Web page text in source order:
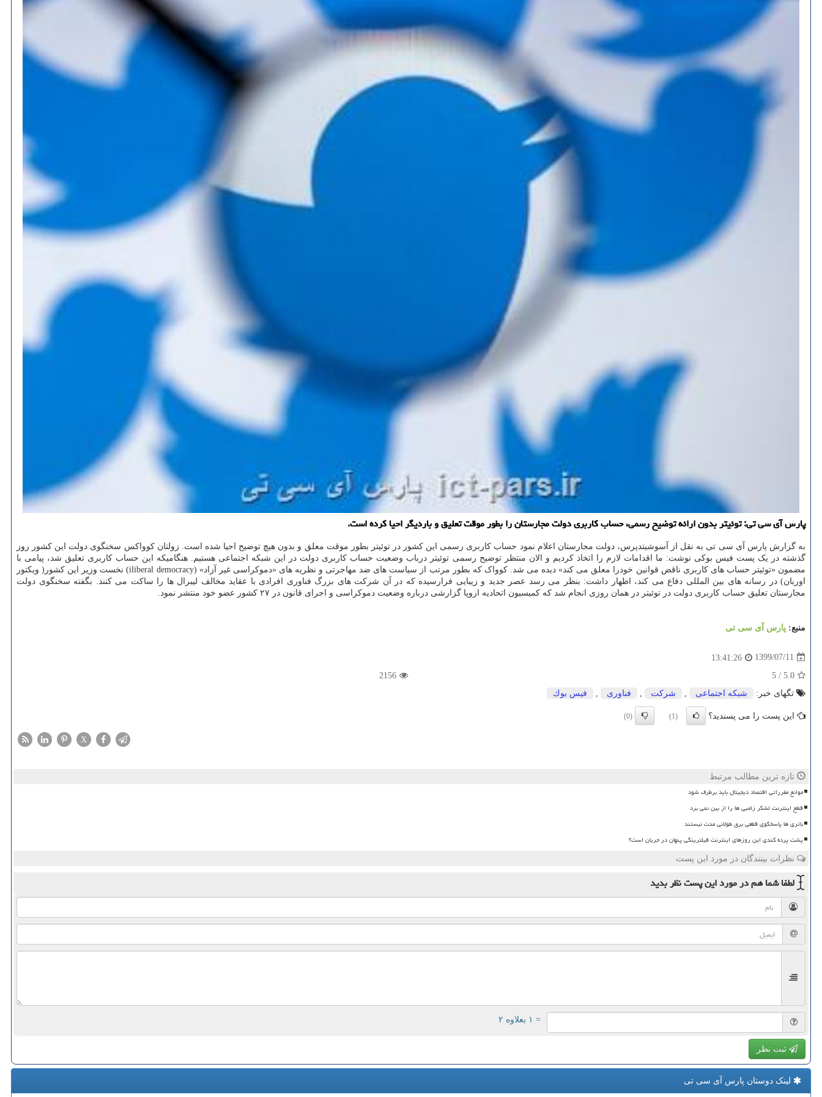
پارس آی سی تی: توئیتر بدون ارائه توضیح رسمی، حساب كاربری دولت مجارستان را بطور موقت تعلیق و باردیگر احیا كرده است.
به گزارش پارس آی سی تی به نقل از آسوشیتدپرس، دولت مجارستان اعلام نمود حساب کاربری رسمی این کشور در توئیتر بطور موقت معلق و بدون هیچ توضیح احیا شده است. زولتان کوواکس سخنگوی دولت این کشور روز
گذشته در یک پست فیس بوکی نوشت: ما اقدامات لازم را اتخاذ کردیم و الان منتظر توضیح رسمی توئیتر درباب وضعیت حساب کاربری دولت در این شبکه اجتماعی هستیم. هنگامیکه این حساب کاربری تعلیق شد، پیامی با
مضمون «توئیتر حساب های کاربری ناقض قوانین خودرا معلق می کند» دیده می شد. کوواک که بطور مرتب از سیاست های ضد مهاجرتی و نظریه های «دموکراسی غیر آزاد» (iliberal democracy) نخست وزیر این کشور( ویکتور
اوربان) در رسانه های بین المللی دفاع می کند، اظهار داشت: بنظر می رسد عصر جدید و زیبایی فرارسیده که در آن شرکت های بزرگ فناوری افرادی با عقاید مخالف لیبرال ها را ساکت می کنند. بگفته سخنگوی دولت
مجارستان تعلیق حساب کاربری دولت در توئیتر در همان روزی انجام شد که کمیسیون اتحادیه اروپا گزارشی درباره وضعیت دموکراسی و اجرای قانون در ۲۷ کشور عضو خود منتشر نمود.
منبع: پارس آی سی تی
1399/07/11
13:41:26
5.0
/
5
2156
تگهای خبر:
شبكه اجتماعی , شركت , فناوری , فیس بوك
این پست را می پسندید؟ (1)
(0)
X
تازه ترین مطالب مرتبط
موانع مقرراتی اقتصاد دیجیتال باید برطرف شود
قطع اینترنت لشکر زامبی ها را از بین نمی برد
باتری ها پاسخگوی قطعی برق طولانی مدت نیستند
پشت پرده کندی این روزهای اینترنت فیلترینگی پنهان در جریان است؟
نظرات بینندگان در مورد این پست
لطفا شما همدر مورد این پستنظر بدید
= ۱ بعلاوه ۲
ثبت نظر
لینک دوستان پارس آی سی تی